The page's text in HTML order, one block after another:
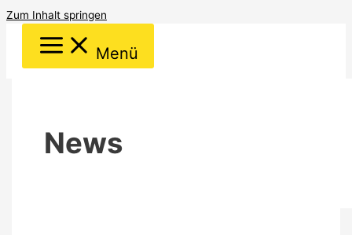
Zum Inhalt springen
Menü
News